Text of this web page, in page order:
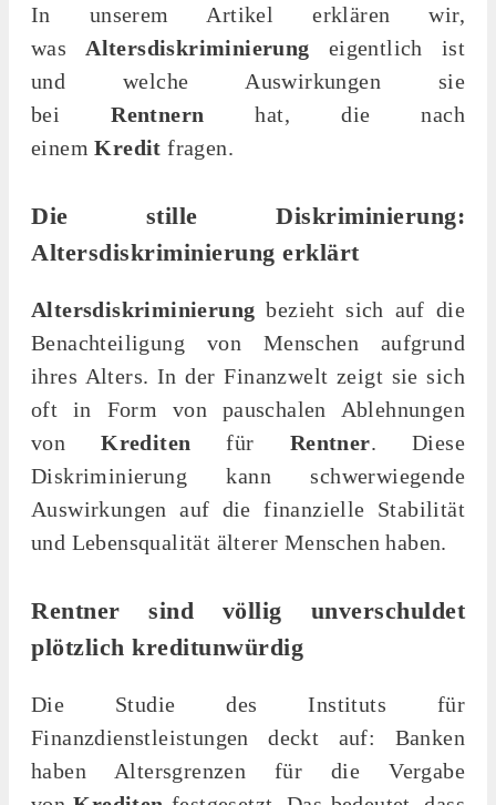
In unserem Artikel erklären wir,
was Altersdiskriminierung eigentlich ist
und welche Auswirkungen sie
beiRentnern hat, die nach
einemKredit fragen.
Die stille Diskriminierung:
Altersdiskriminierung erklärt
Altersdiskriminierung bezieht sich auf die
Benachteiligung von Menschen aufgrund
ihres Alters. In der Finanzwelt zeigt sie sich
oft in Form von pauschalen Ablehnungen
vonKrediten für Rentner. Diese
Diskriminierung kann schwerwiegende
Auswirkungen auf die finanzielle Stabilität
und Lebensqualität älterer Menschen haben.
Rentner sind völlig unverschuldet
plötzlich kreditunwürdig
Die Studie des Instituts für
Finanzdienstleistungen deckt auf: Banken
haben Altersgrenzen für die Vergabe